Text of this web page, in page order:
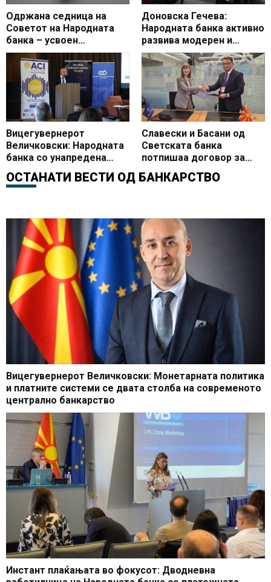
Одржана седница на
Советот на Народната
банка – усвоен
Кварталниот извештај со
ревидираните
макроекономски
проекции
Доновска Гечева:
Народната банка активно
развива модерен и
сигурен платен систем
Вицегувернерот
Величковски: Народната
банка со унапредена
монетарна рамка и
активности за
Славески и Басани од
Светската банка
потпишаа договор за
експертска поддршка за
воведувањето инстант
ОСТАНАТИ ВЕСТИ ОД БАНКАРСТВО
Вицегувернерот Величковски: Монетарната политика
и платните системи се двата столба на современото
централно банкарство
Инстант плаќањата во фокусот: Дводневна